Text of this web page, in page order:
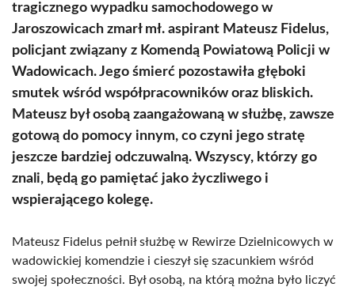
tragicznego wypadku samochodowego w
Jaroszowicach zmarł mł. aspirant Mateusz Fidelus,
policjant związany z Komendą Powiatową Policji w
Wadowicach. Jego śmierć pozostawiła głęboki
smutek wśród współpracowników oraz bliskich.
Mateusz był osobą zaangażowaną w służbę, zawsze
gotową do pomocy innym, co czyni jego stratę
jeszcze bardziej odczuwalną. Wszyscy, którzy go
znali, będą go pamiętać jako życzliwego i
wspierającego kolegę.
Mateusz Fidelus pełnił służbę w Rewirze Dzielnicowych w
wadowickiej komendzie i cieszył się szacunkiem wśród
swojej społeczności. Był osobą, na którą można było liczyć